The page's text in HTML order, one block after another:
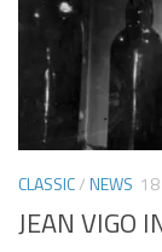
CLASSIC/NEWS
JEAN VIGO